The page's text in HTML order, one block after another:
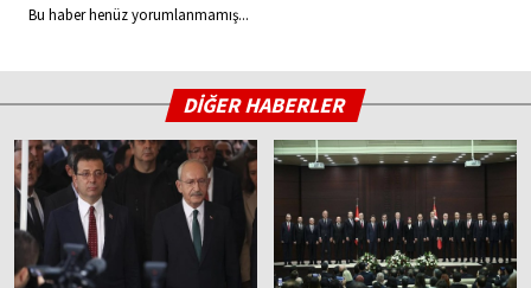
Bu haber henüz yorumlanmamış...
DİĞER HABERLER